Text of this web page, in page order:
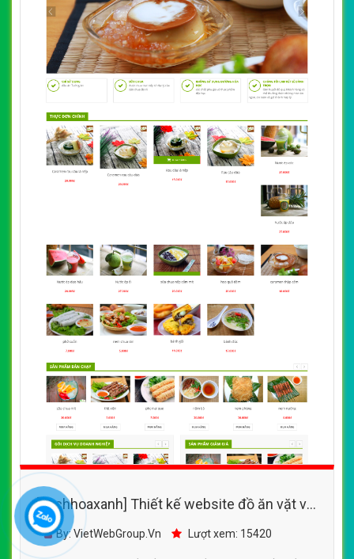
[bachhoaxanh] Thiết kế website đồ ăn vặt với
rất nhiều món ăn hấp dẫn của Quà Vặt Online
By: VietWebGroup.Vn Lượt xem: 15420